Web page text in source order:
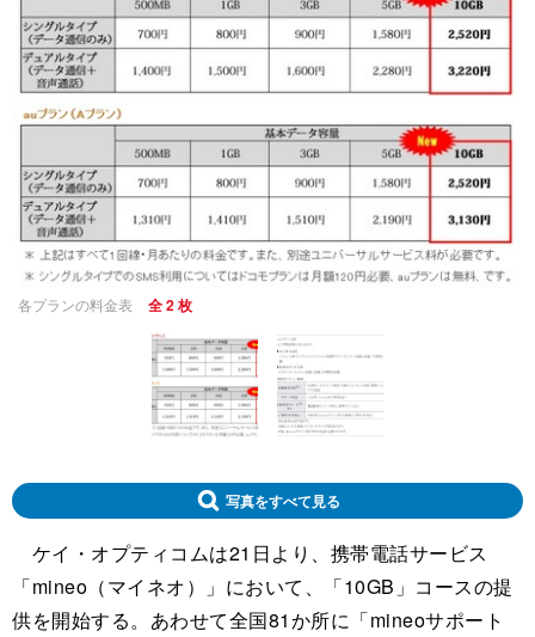
各プランの料金表 全 2 枚
写真をすべて見る
ケイ・オプティコムは21日より、携帯電話サービス
「mineo（マイネオ）」において、「10GB」コースの提
供を開始する。あわせて全国81か所に「mineoサポート